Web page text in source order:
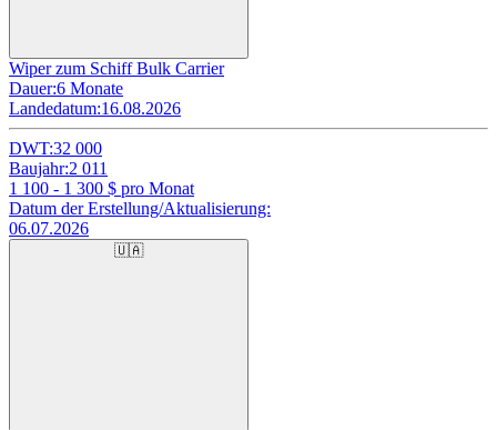
Wiper zum Schiff Bulk Carrier
Dauer:6 Monate
Landedatum:16.08.2026
DWT:32 000
Baujahr:2 011
1 100 - 1 300 $ pro Monat
Datum der Erstellung/Aktualisierung:
06.07.2026
🇺🇦